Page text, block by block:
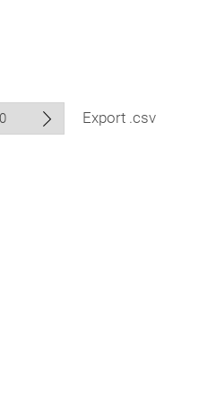
Export .csv